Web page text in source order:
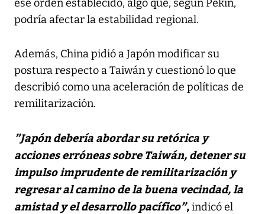
ese orden establecido, algo que, según Pekín,
podría afectar la estabilidad regional.
Además, China pidió a Japón modificar su
postura respecto a Taiwán y cuestionó lo que
describió como una aceleración de políticas de
remilitarización.
”Japón debería abordar su retórica y
acciones erróneas sobre Taiwán, detener su
impulso imprudente de remilitarización y
regresar al camino de la buena vecindad, la
amistad y el desarrollo pacífico”,indicó el